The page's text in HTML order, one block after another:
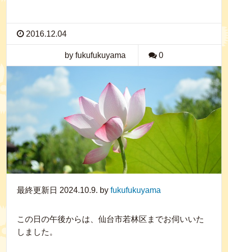
2016.12.04
by fukufukuyama 0
最終更新日 2024.10.9. by fukufukuyama
この日の午後からは、仙台市若林区までお伺いいた
しました。